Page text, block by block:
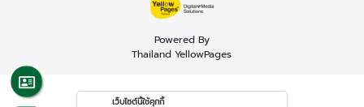
Powered By
Thailand YellowPages
เว็บไซต์นี้ใช้คุกกี้